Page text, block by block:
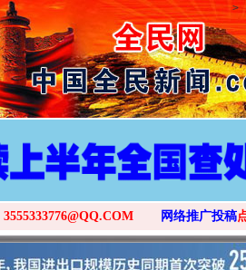
>
3555333776@QQ.COM 网络推广投稿